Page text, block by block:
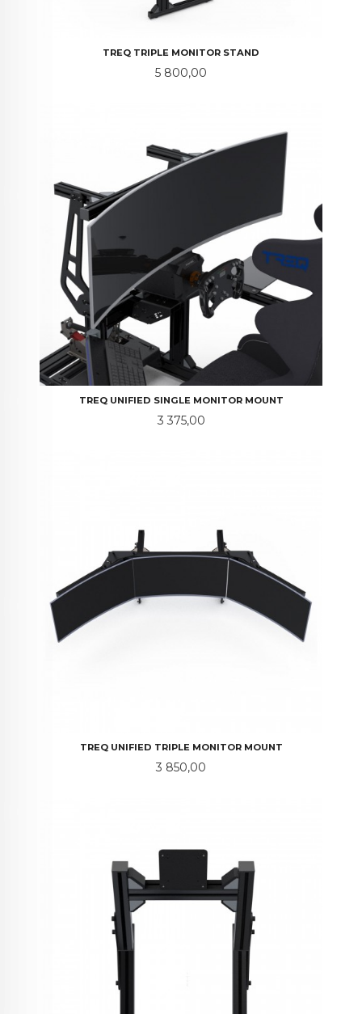
TREQ TRIPLE MONITOR STAND
Pris
5 800,00
TREQ UNIFIED SINGLE MONITOR MOUNT
Pris
3 375,00
TREQ UNIFIED TRIPLE MONITOR MOUNT
Pris
3 850,00